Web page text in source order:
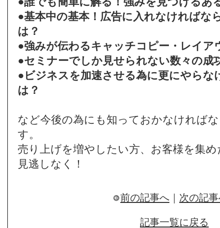
●基本中の基本！広告に入れなければな
は？
●強みが伝わるキャッチコピー・レイア
●セミナーでしか見せられない数々の成
●ビジネスを加速させる為に更にやらな
は？
など今後の為にも知っておかなければ
す。
売り上げを増やしたい方、お客様を集
見逃しなく！
前の記事へ 次の記
記事一覧に戻る